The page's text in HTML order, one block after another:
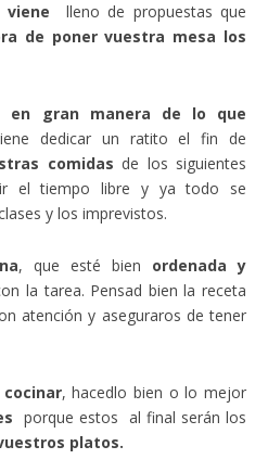
viene lleno de propuestas que
de poner vuestra mesa los
en gran manera de lo que
dedicar un ratito el fin de
comidas de los siguientes
el tiempo libre y ya todo se
y los imprevistos.
, que esté bien ordenada y
la tarea. Pensad bien la receta
atención y aseguraros de tener
, hacedlo bien o lo mejor
porque estos al final serán los
platos.